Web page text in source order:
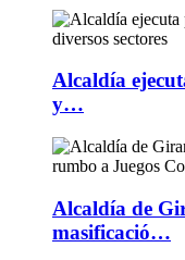
Alcaldía
y…
Alcaldía de
masificació…